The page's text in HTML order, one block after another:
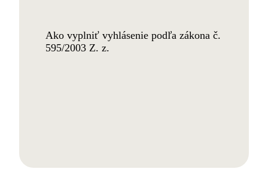
Ako vyplniť vyhlásenie podľa zákona č.
595/2003 Z. z.